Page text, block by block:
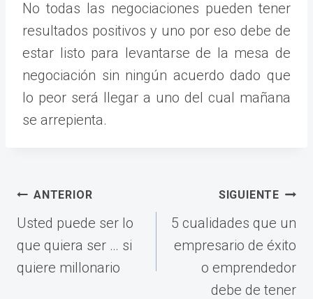
No todas las negociaciones pueden tener
resultados positivos y uno por eso debe de
estar listo para levantarse de la mesa de
negociación sin ningún acuerdo dado que
lo peor será llegar a uno del cual mañana
se arrepienta.
Navegación
de
entradas
ANTERIOR
Usted puede ser lo
que quiera ser … si
quiere millonario
SIGUIENTE
5 cualidades que un
empresario de éxito
o emprendedor
debe de tener